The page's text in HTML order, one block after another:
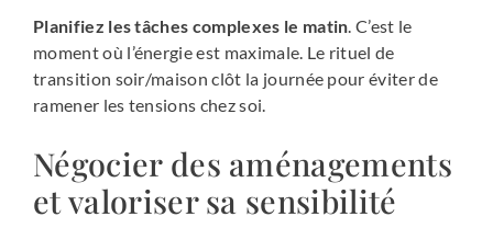
Planifiez les tâches complexes le matin. C’est le
moment où l’énergie est maximale. Le rituel de
transition soir/maison clôt la journée pour éviter de
ramener les tensions chez soi.
Négocier des aménagements
et valoriser sa sensibilité